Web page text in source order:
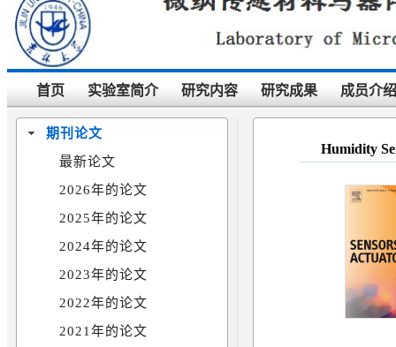
首页 实验室简介 研究内容 研究成果 成员介绍
期刊论文
最新论文
2026年的论文
2025年的论文
2024年的论文
2023年的论文
2022年的论文
2021年的论文
Humidity